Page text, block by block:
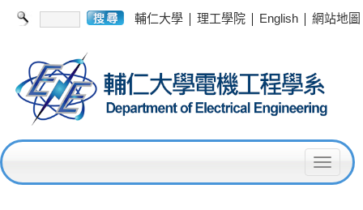
輔仁大學 | 理工學院 | English | 網站地圖
T